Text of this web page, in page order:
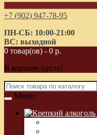
+7 (902) 947-78-95
ПН-СБ: 10:00-21:00
ВС: выходной
0 товар(ов) - 0 р.
В корзине пусто!
Меню